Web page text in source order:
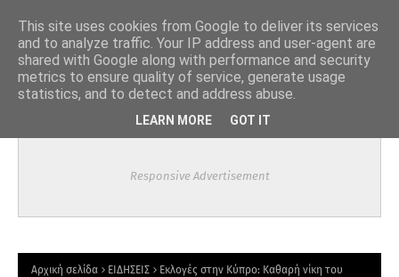
Responsive Advertisement
Αρχική σελίδα ΕΙΔΗΣΕΙΣ
Εκλογές στην Κύπρο: Καθαρή νίκη του
This site uses cookies from Google to deliver its services
and to analyze traffic. Your IP address and user-agent are
shared with Google along with performance and security
metrics to ensure quality of service, generate usage
statistics, and to detect and address abuse.
LEARN MORE GOT IT